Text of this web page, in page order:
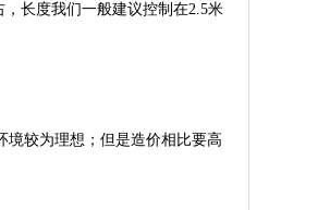
长度我们一般建议控制在2.5米
境较为理想；但是造价相比要高